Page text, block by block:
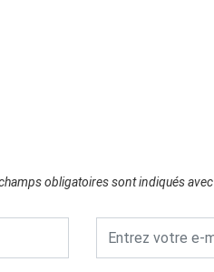
obligatoires sont indiqués avec